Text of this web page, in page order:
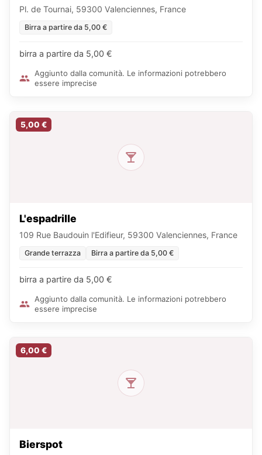
Pl. de Tournai, 59300 Valenciennes, France
Birra a partire da 5,00 €
birra a partire da 5,00 €
Aggiunto dalla comunità. Le informazioni potrebbero
essere imprecise
5,00 €
L'espadrille
109 Rue Baudouin l'Edifieur, 59300 Valenciennes, France
Grande terrazza Birra a partire da 5,00 €
birra a partire da 5,00 €
Aggiunto dalla comunità. Le informazioni potrebbero
essere imprecise
6,00 €
Bierspot